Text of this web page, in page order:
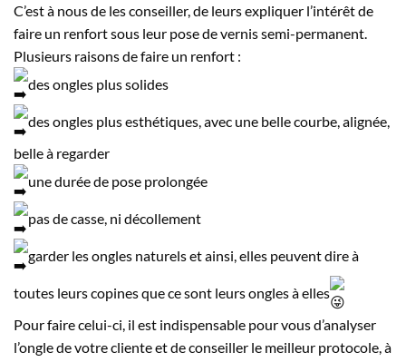
C’est à nous de les conseiller, de leurs expliquer l’intérêt de
faire un renfort sous leur pose de vernis semi-permanent.
Plusieurs raisons de faire un renfort :
des ongles plus solides
des ongles plus esthétiques, avec une belle courbe, alignée,
belle à regarder
une durée de pose prolongée
pas de casse, ni décollement
garder les ongles naturels et ainsi, elles peuvent dire à
toutes leurs copines que ce sont leurs ongles à elles
Pour faire celui-ci, il est indispensable pour vous d’analyser
l’ongle de votre cliente et de conseiller le meilleur protocole, à